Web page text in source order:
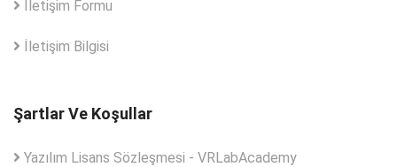
İletişim Formu
İletişim Bilgisi
Şartlar Ve Koşullar
Yazılım Lisans Sözleşmesi - VRLabAcademy